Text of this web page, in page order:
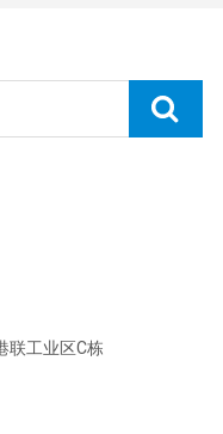
联工业区C栋